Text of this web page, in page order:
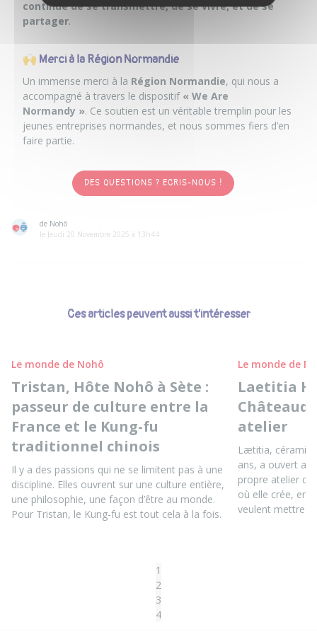
continue de se transmettre, de se vivre, et de se
partager.
🙌 Merci à la Région Normandie
Un immense merci à la Région Normandie, qui nous a
accompagné à travers le dispositif « We Are
Normandy ». Ce soutien est un véritable tremplin pour les
jeunes entreprises normandes, et nous sommes fiers d’en
faire partie.
DES QUESTIONS ? ECRIS-NOUS !
de Nohô
le Jeudi 20 Novembre 2025 à 13h44
Ces articles peuvent aussi t'intéresser
Le monde de Nohô
Tristan, Hôte Nohô à Sète :
passeur de culture entre la
France et le Kung-fu
traditionnel chinois
Il y a des passions qui ne se limitent pas à une
discipline. Elles ouvrent sur une culture entière,
une philosophie, une façon d’être au monde.
Pour Tristan, le Kung-fu est tout cela à la fois.
Le monde de
Laetitia
atelier
Lætitia,
ans, a ouvert au
propre atelier
où elle crée,
veulent mettre
1
2
3
4